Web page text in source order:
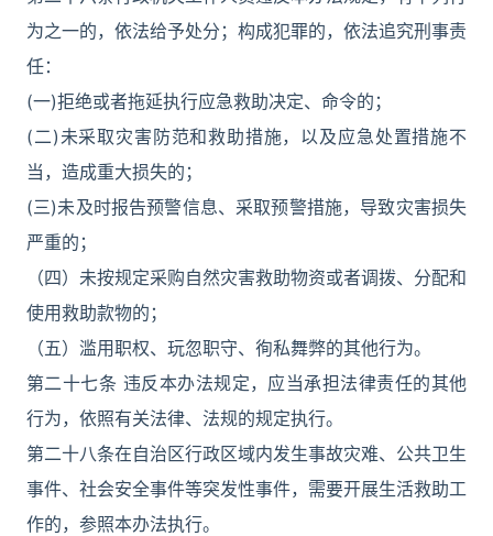
为之一的，依法给予处分；构成犯罪的，依法追究刑事责
任：
(一)拒绝或者拖延执行应急救助决定、命令的；
(二)未采取灾害防范和救助措施，以及应急处置措施不
当，造成重大损失的；
(三)未及时报告预警信息、采取预警措施，导致灾害损失
严重的；
（四）未按规定采购自然灾害救助物资或者调拨、分配和
使用救助款物的；
（五）滥用职权、玩忽职守、徇私舞弊的其他行为。
第二十七条 违反本办法规定，应当承担法律责任的其他
行为，依照有关法律、法规的规定执行。
第二十八条在自治区行政区域内发生事故灾难、公共卫生
事件、社会安全事件等突发性事件，需要开展生活救助工
作的，参照本办法执行。